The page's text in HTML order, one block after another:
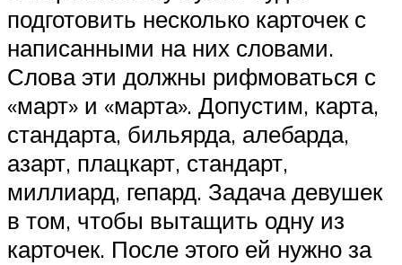
подготовить несколько карточек с
написанными на них словами.
Слова эти должны рифмоваться с
«март» и «марта». Допустим, карта,
стандарта, бильярда, алебарда,
азарт, плацкарт, стандарт,
миллиард, гепард. Задача девушек
в том, чтобы вытащить одну из
карточек. После этого ей нужно за